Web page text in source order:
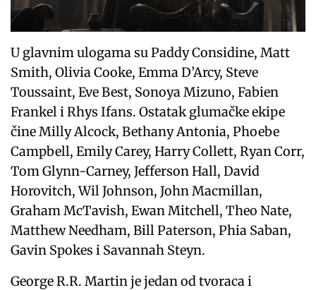
U glavnim ulogama su Paddy Considine, Matt
Smith, Olivia Cooke, Emma D’Arcy, Steve
Toussaint, Eve Best, Sonoya Mizuno, Fabien
Frankel i Rhys Ifans. Ostatak glumačke ekipe
čine Milly Alcock, Bethany Antonia, Phoebe
Campbell, Emily Carey, Harry Collett, Ryan Corr,
Tom Glynn-Carney, Jefferson Hall, David
Horovitch, Wil Johnson, John Macmillan,
Graham McTavish, Ewan Mitchell, Theo Nate,
Matthew Needham, Bill Paterson, Phia Saban,
Gavin Spokes i Savannah Steyn.
George R.R. Martin je jedan od tvoraca i